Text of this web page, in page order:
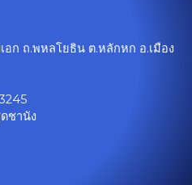
อก ถ.พหลโยธิน ต.หลักหก อ.เมือง
ชานัง